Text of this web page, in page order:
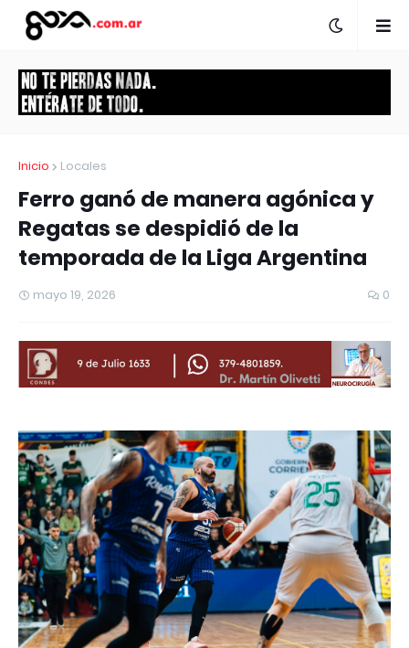
Inicio Locales
Ferro ganó de manera agónica y
Regatas se despidió de la
temporada de la Liga Argentina
mayo 19, 2026 0